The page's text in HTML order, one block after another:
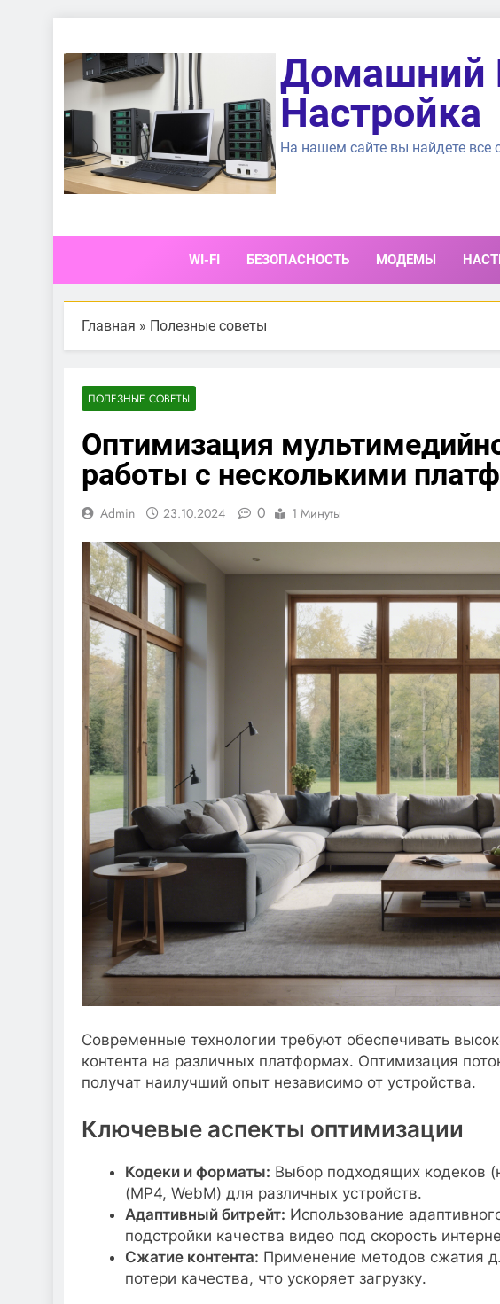
содержимому
Домашний
Настройка
На нашем сайте вы найдете все
WI-FI БЕЗОПАСНОСТЬ МОДЕМЫ
Главная » Полезные советы
ПОЛЕЗНЫЕ СОВЕТЫ
Оптимизация
работы с несколькими
Admin 23.10.2024 0 1 Минуты
Современные технологии требуют обеспечивать
контента на различных платформах. Оптимизация
получат наилучший опыт независимо от устройства.
Ключевые аспекты оптимизации
Кодеки и форматы: Выбор подходящих кодеков
(MP4, WebM) для различных устройств.
Адаптивный битрейт: Использование
подстройки качества видео под скорость
Сжатие контента: Применение методов сжатия
потери качества, что ускоряет загрузку.